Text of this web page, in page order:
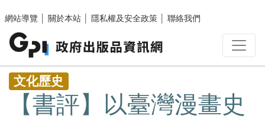
網站導覽
關於本站 隱私權及安全政策 聯絡我們
:::
文化歷史
【書評】以臺灣漫畫史